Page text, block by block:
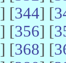
] [344] [
] [356] [
] [368] [